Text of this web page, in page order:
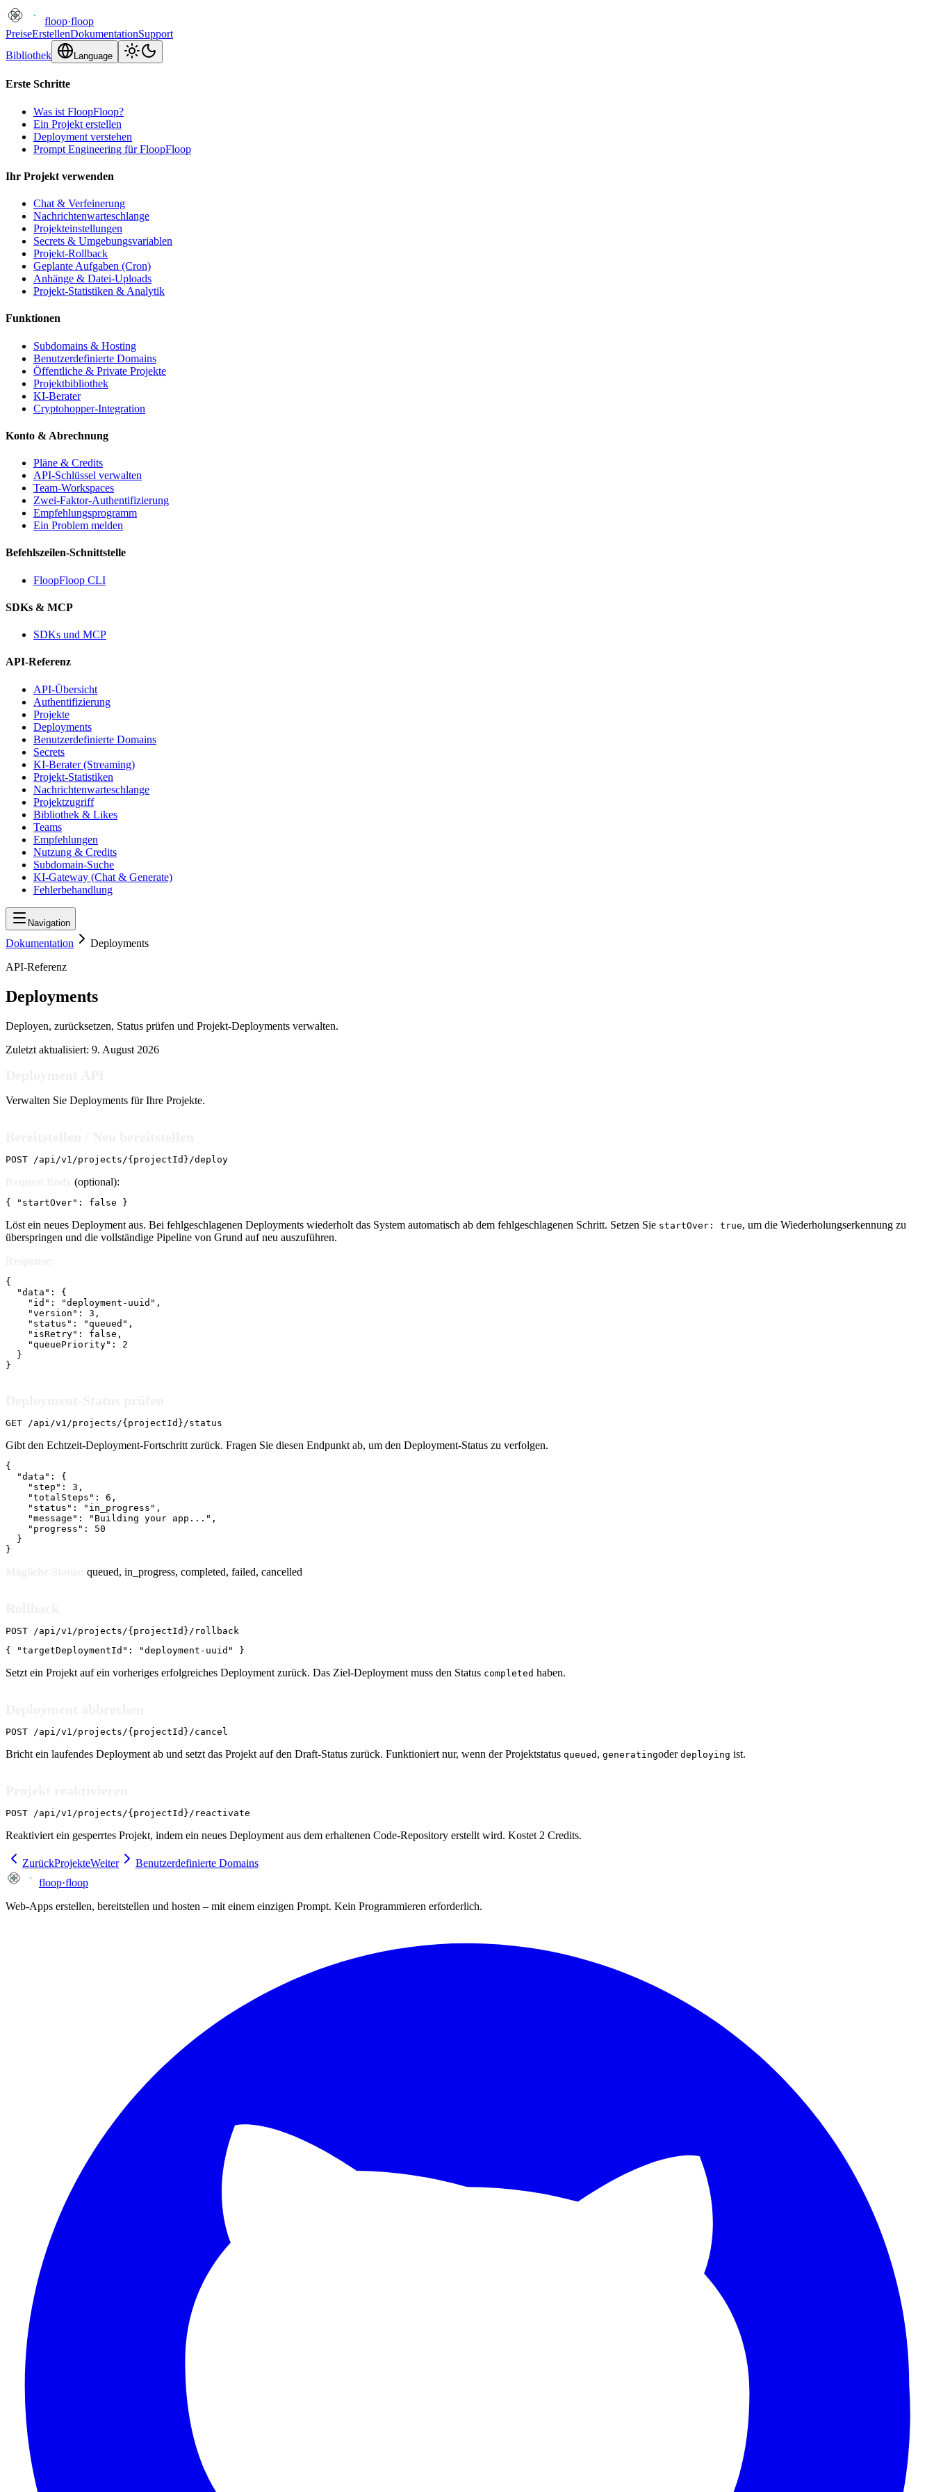
floop·floop
PreiseErstellenDokumentationSupport
Bibliothek
Language
Erste Schritte
Was ist FloopFloop?
Ein Projekt erstellen
Deployment verstehen
Prompt Engineering für FloopFloop
Ihr Projekt verwenden
Chat & Verfeinerung
Nachrichtenwarteschlange
Projekteinstellungen
Secrets & Umgebungsvariablen
Projekt-Rollback
Geplante Aufgaben (Cron)
Anhänge & Datei-Uploads
Projekt-Statistiken & Analytik
Funktionen
Subdomains & Hosting
Benutzerdefinierte Domains
Öffentliche & Private Projekte
Projektbibliothek
KI-Berater
Cryptohopper-Integration
Konto & Abrechnung
Pläne & Credits
API-Schlüssel verwalten
Team-Workspaces
Zwei-Faktor-Authentifizierung
Empfehlungsprogramm
Ein Problem melden
Befehlszeilen-Schnittstelle
FloopFloop CLI
SDKs & MCP
SDKs und MCP
API-Referenz
API-Übersicht
Authentifizierung
Projekte
Deployments
Benutzerdefinierte Domains
Secrets
KI-Berater (Streaming)
Projekt-Statistiken
Nachrichtenwarteschlange
Projektzugriff
Bibliothek & Likes
Teams
Empfehlungen
Nutzung & Credits
Subdomain-Suche
KI-Gateway (Chat & Generate)
Fehlerbehandlung
Navigation
Dokumentation
Deployments
API-Referenz
Deployments
Deployen, zurücksetzen, Status prüfen und Projekt-Deployments verwalten.
Zuletzt aktualisiert: 9. August 2026
Verwalten Sie Deployments für Ihre Projekte.
POST /api/v1/projects/{projectId}/deploy
(optional):
{ "startOver": false }
Löst ein neues Deployment aus. Bei fehlgeschlagenen Deployments wiederholt das System automatisch ab dem fehlgeschlagenen Schritt. Setzen Sie startOver: true, um die Wiederholungserkennung zu
überspringen und die vollständige Pipeline von Grund auf neu auszuführen.
{
  "data": {
    "id": "deployment-uuid",
    "version": 3,
    "status": "queued",
    "isRetry": false,
    "queuePriority": 2
  }
}
GET /api/v1/projects/{projectId}/status
Gibt den Echtzeit-Deployment-Fortschritt zurück. Fragen Sie diesen Endpunkt ab, um den Deployment-Status zu verfolgen.
{
  "data": {
    "step": 3,
    "totalSteps": 6,
    "status": "in_progress",
    "message": "Building your app...",
    "progress": 50
  }
}
queued, in_progress, completed, failed, cancelled
POST /api/v1/projects/{projectId}/rollback
{ "targetDeploymentId": "deployment-uuid" }
Setzt ein Projekt auf ein vorheriges erfolgreiches Deployment zurück. Das Ziel-Deployment muss den Status completed haben.
POST /api/v1/projects/{projectId}/cancel
Bricht ein laufendes Deployment ab und setzt das Projekt auf den Draft-Status zurück. Funktioniert nur, wenn der Projektstatus queued , generatingoder deploying ist.
POST /api/v1/projects/{projectId}/reactivate
Reaktiviert ein gesperrtes Projekt, indem ein neues Deployment aus dem erhaltenen Code-Repository erstellt wird. Kostet 2 Credits.
ZurückProjekteWeiter
Benutzerdefinierte Domains
floop·floop
Web-Apps erstellen, bereitstellen und hosten – mit einem einzigen Prompt. Kein Programmieren erforderlich.